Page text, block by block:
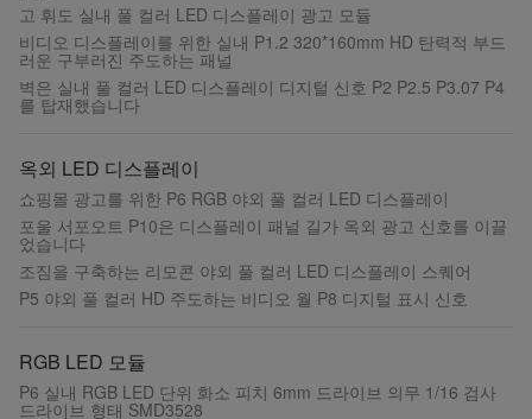
고 휘도 실내 풀 컬러 LED 디스플레이 광고 모듈
비디오 디스플레이를 위한 실내 P1.2 320*160mm HD 탄력적 부드
러운 구부러진 주도하는 패널
벽은 실내 풀 컬러 LED 디스플레이 디지털 신호 P2 P2.5 P3.07 P4
를 탑재했습니다
옥외 LED 디스플레이
쇼핑몰 광고를 위한 P6 RGB 야외 풀 컬러 LED 디스플레이
포울 서포오트 P10은 디스플레이 패널 길가 옥외 광고 신호를 이끌
었습니다
조짐을 구축하는 리모콘 야외 풀 컬러 LED 디스플레이 스퀘어
P5 야외 풀 컬러 HD 주도하는 비디오 월 P8 디지털 표시 신호
RGB LED 모듈
P6 실내 RGB LED 단위 화소 피치 6mm 드라이브 의무 1/16 검사
드라이브 형태 SMD3528